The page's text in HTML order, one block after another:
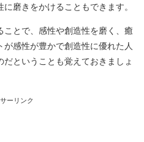
磨きをかけることもできます。
とで、感性や創造性を磨く、癒
感性が豊かで創造性に優れた人
ということも覚えておきましょ
ーリンク